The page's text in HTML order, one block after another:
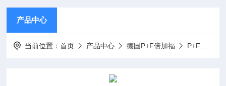
产品中心
当前位置：首页 产品中心 德国P+F倍加福 P+F传感器